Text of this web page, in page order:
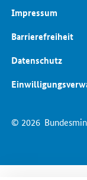
© 2026
Impressum
Barrierefreiheit
Datenschutz